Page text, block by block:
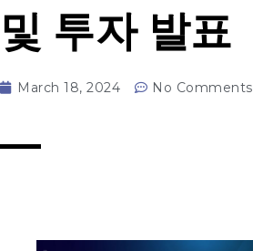
및 투자 발표
March 18, 2024 No Comments